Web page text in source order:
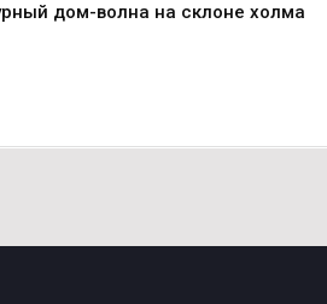
дом-волна на склоне холма